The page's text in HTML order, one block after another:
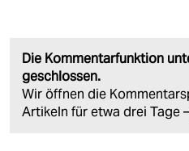
Die Kommentarfunktion
geschlossen.
Wir öffnen die
Artikeln für etwa drei Tage –